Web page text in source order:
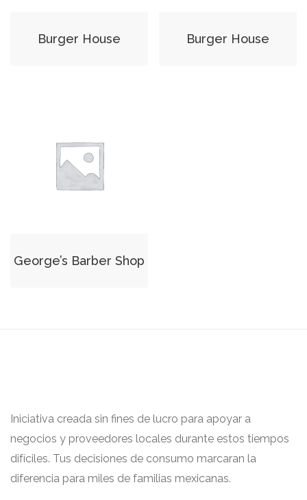
Burger House Burger House
George’s Barber Shop
Iniciativa creada sin fines de lucro para apoyar a
negocios y proveedores locales durante estos tiempos
difíciles. Tus decisiones de consumo marcaran la
diferencia para miles de familias mexicanas.